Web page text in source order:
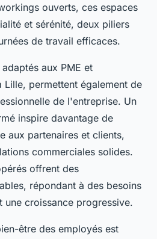
ouverts, ces espaces
et sérénité, deux piliers
de travail efficaces.
aux PME et
Lille, permettent également de
de l'entreprise. Un
inspire davantage de
aux partenaires et clients,
commerciales solides.
offrent des
répondant à des besoins
une croissance progressive.
être des employés est